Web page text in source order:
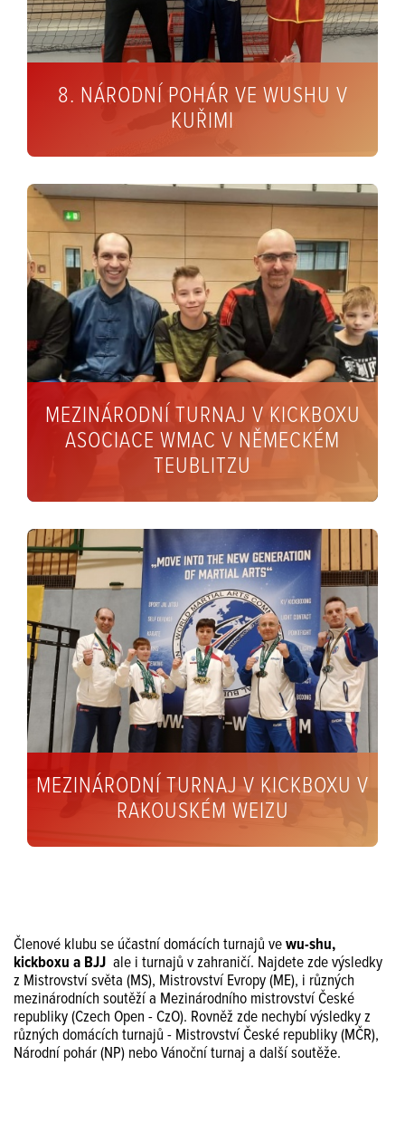
8. NÁRODNÍ POHÁR VE WUSHU V
KUŘIMI
MEZINÁRODNÍ TURNAJ V KICKBOXU
ASOCIACE WMAC V NĚMECKÉM
TEUBLITZU
MEZINÁRODNÍ TURNAJ V KICKBOXU V
RAKOUSKÉM WEIZU
Členové klubu se účastní domácích turnajů vewu-shu,
kickboxu a BJJ ale i turnajů v zahraničí. Najdete zde výsledky
z Mistrovství světa (MS), Mistrovství Evropy (ME), i různých
mezinárodních soutěží a Mezinárodního mistrovství České
republiky (Czech Open - CzO). Rovněž zde nechybí výsledky z
různých domácích turnajů - Mistrovství České republiky (MČR),
Národní pohár (NP) nebo Vánoční turnaj a další soutěže.